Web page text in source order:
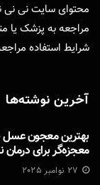
محتوای سایت نی نی
مراجعه به پزشک یا
شرایط استفاده
آخرین نوشته‌ها
بهترین معجون عسل
معجزه‌گر برای درمان
27 نوامبر 2025